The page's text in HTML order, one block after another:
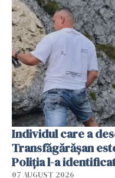
Individul care a
Transfăgărășan
Poliția l-a
07 AUGUST 2026